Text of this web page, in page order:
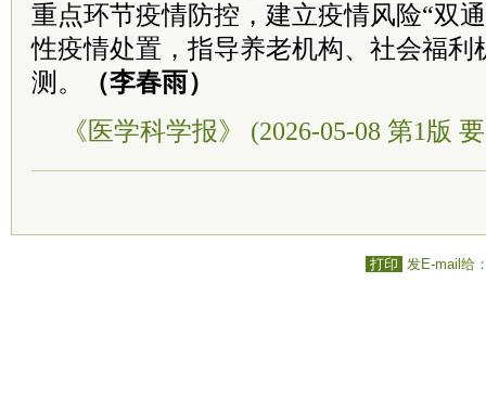
重点环节疫情防控，建立疫情风险“双
性疫情处置，指导养老机构、社会福利
测。
（李春雨）
《医学科学报》 (2026-05-08 第1版
打印 发E-mail给